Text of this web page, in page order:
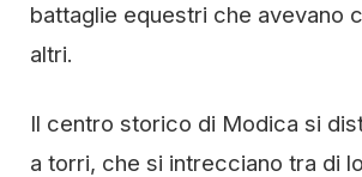
battaglie equestri che avevano
altri.
Il centro storico di Modica si
a torri, che si intrecciano tra di